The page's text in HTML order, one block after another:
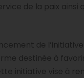
de la paix
de l’initiative
destinée à
initiative vise à